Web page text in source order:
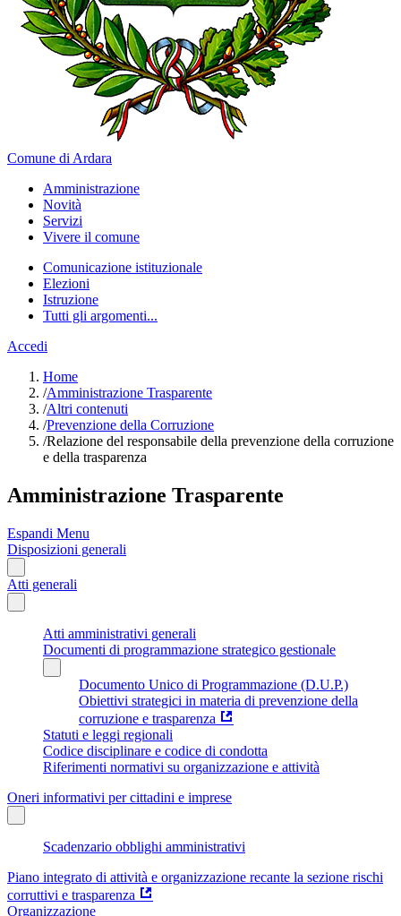
Comune di Ardara
Amministrazione
Novità
Servizi
Vivere il comune
Comunicazione istituzionale
Elezioni
Istruzione
Tutti gli argomenti...
Accedi
Home
/Amministrazione Trasparente
/Altri contenuti
/Prevenzione della Corruzione
/Relazione del responsabile della prevenzione della corruzione
e della trasparenza
Amministrazione Trasparente
Espandi Menu
Disposizioni generali
Atti generali
Atti amministrativi generali
Documenti di programmazione strategico gestionale
Documento Unico di Programmazione (D.U.P.)
Obiettivi strategici in materia di prevenzione della
corruzione e trasparenza
Statuti e leggi regionali
Codice disciplinare e codice di condotta
Riferimenti normativi su organizzazione e attività
Oneri informativi per cittadini e imprese
Scadenzario obblighi amministrativi
Piano integrato di attività e organizzazione recante la sezione rischi
corruttivi e trasparenza
Organizzazione